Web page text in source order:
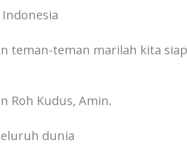
teman-teman marilah kita
Roh Kudus, Amin.
dunia